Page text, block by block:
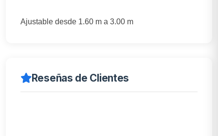
Ajustable desde 1.60 m a 3.00 m
Reseñas de Clientes